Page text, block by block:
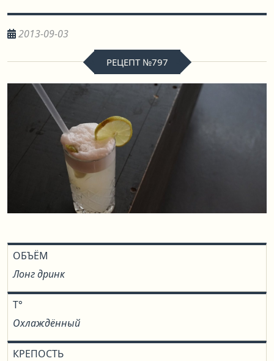
2013-09-03
РЕЦЕПТ №797
ОБЪЁМ
Лонг дринк
T°
Охлаждённый
КРЕПОСТЬ